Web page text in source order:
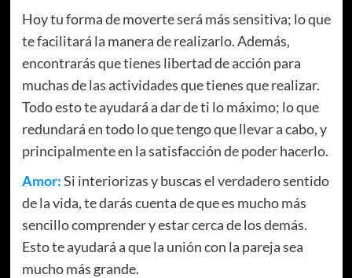
Hoy tu forma de moverte será más sensitiva; lo que
te facilitará la manera de realizarlo. Además,
encontrarás que tienes libertad de acción para
muchas de las actividades que tienes que realizar.
Todo esto te ayudará a dar de ti lo máximo; lo que
redundará en todo lo que tengo que llevar a cabo, y
principalmente en la satisfacción de poder hacerlo.
Amor:Si interiorizas y buscas el verdadero sentido
de la vida, te darás cuenta de que es mucho más
sencillo comprender y estar cerca de los demás.
Esto te ayudará a que la unión con la pareja sea
mucho más grande.